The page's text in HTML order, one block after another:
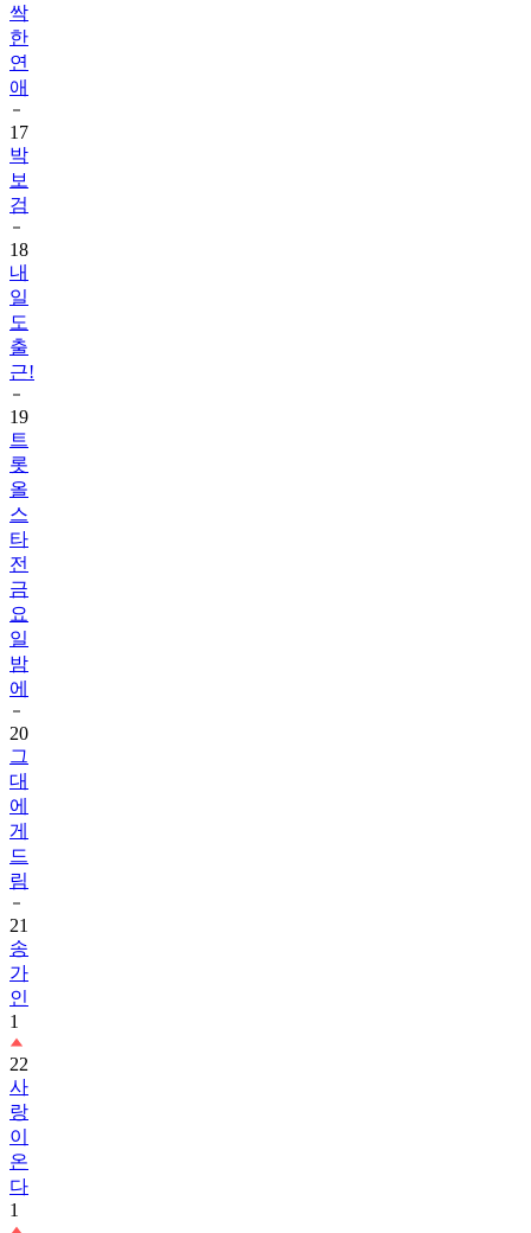
싹
한
연
애
17
박
보
검
18
내
일
도
출
근!
19
트
롯
올
스
타
전
금
요
일
밤
에
20
그
대
에
게
드
림
21
송
가
인
1
22
사
랑
이
온
다
1